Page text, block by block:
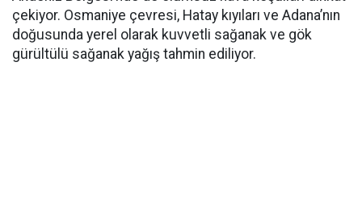
çekiyor. Osmaniye çevresi, Hatay kıyıları ve Adana’nın
doğusunda yerel olarak kuvvetli sağanak ve gök
gürültülü sağanak yağış tahmin ediliyor.